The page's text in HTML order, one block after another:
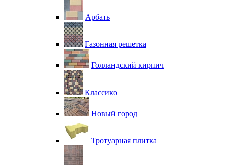
Арбать
Газонная решетка
Голландский кирпич
Классико
Новый город
Тротуарная плитка